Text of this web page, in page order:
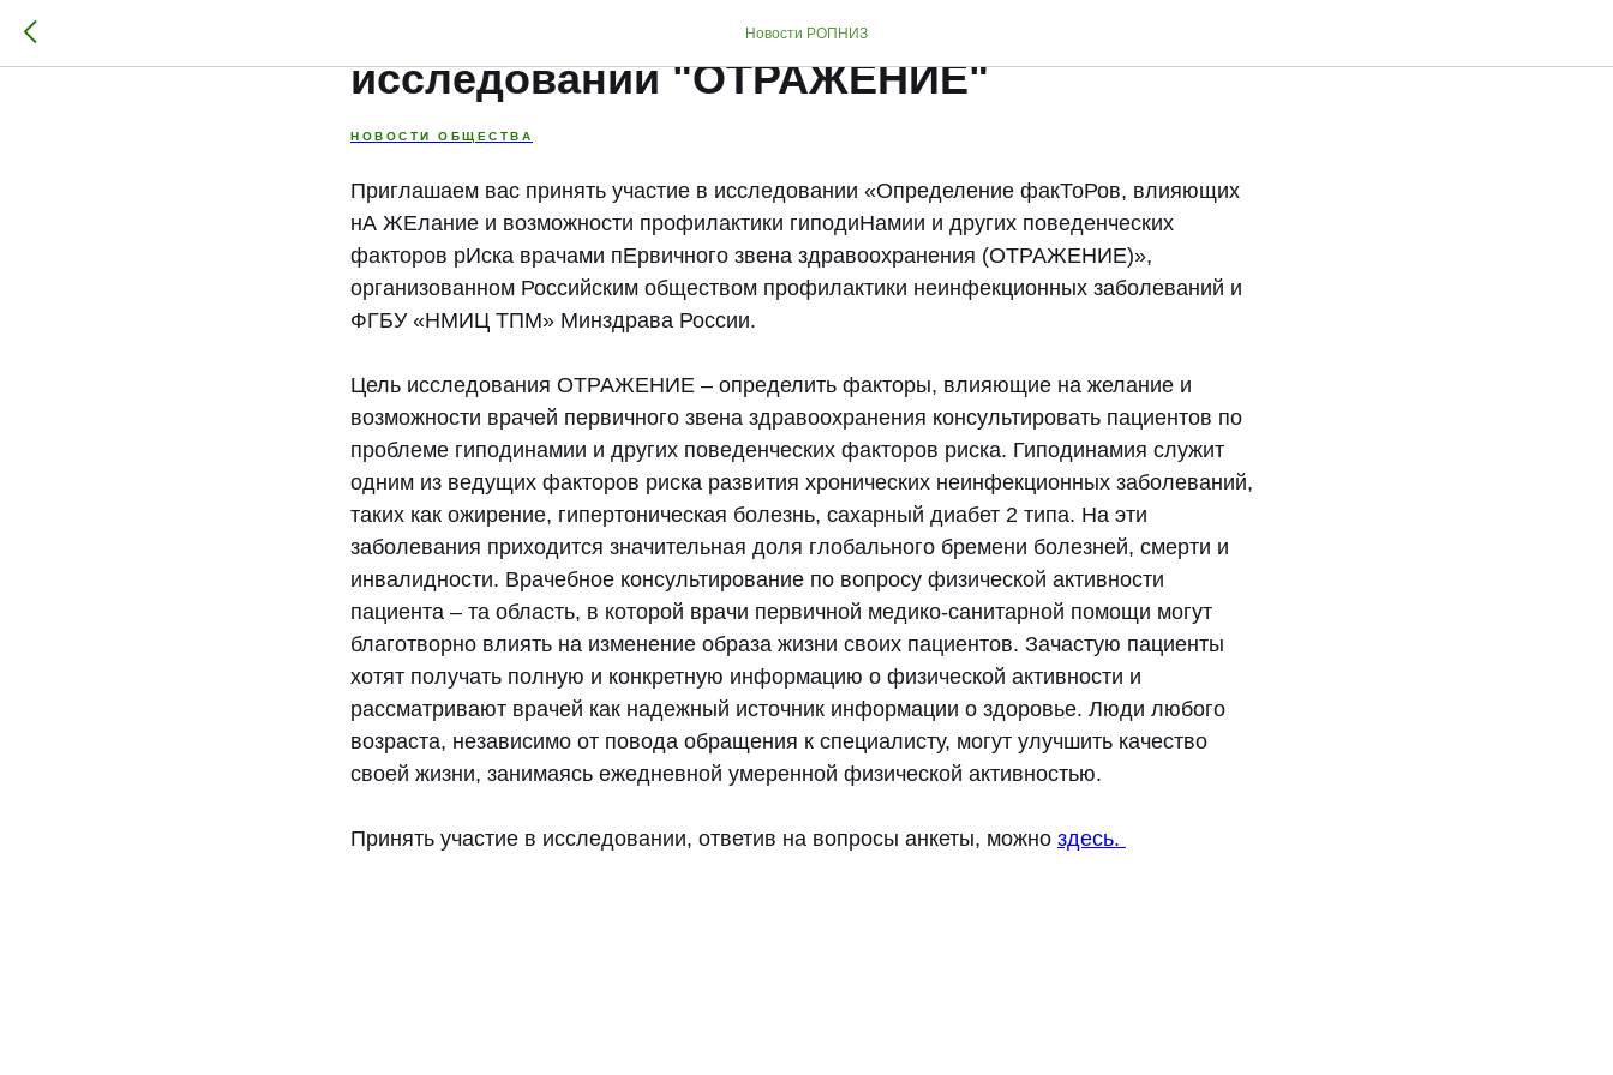
Новости РОПНИЗ
Приглашаем принять участие в
исследовании "ОТРАЖЕНИЕ"
НОВОСТИ ОБЩЕСТВА
Приглашаем вас принять участие в исследовании «Определение факТоРов, влияющих
нА ЖЕлание и возможности профилактики гиподиНамии и других поведенческих
факторов рИска врачами пЕрвичного звена здравоохранения (ОТРАЖЕНИЕ)»,
организованном Российским обществом профилактики неинфекционных заболеваний и
ФГБУ «НМИЦ ТПМ» Минздрава России.
Цель исследования ОТРАЖЕНИЕ – определить факторы, влияющие на желание и
возможности врачей первичного звена здравоохранения консультировать пациентов по
проблеме гиподинамии и других поведенческих факторов риска. Гиподинамия служит
одним из ведущих факторов риска развития хронических неинфекционных заболеваний,
таких как ожирение, гипертоническая болезнь, сахарный диабет 2 типа. На эти
заболевания приходится значительная доля глобального бремени болезней, смерти и
инвалидности. Врачебное консультирование по вопросу физической активности
пациента – та область, в которой врачи первичной медико-санитарной помощи могут
благотворно влиять на изменение образа жизни своих пациентов. Зачастую пациенты
хотят получать полную и конкретную информацию о физической активности и
рассматривают врачей как надежный источник информации о здоровье. Люди любого
возраста, независимо от повода обращения к специалисту, могут улучшить качество
своей жизни, занимаясь ежедневной умеренной физической активностью.
Принять участие в исследовании, ответив на вопросы анкеты, можно здесь.